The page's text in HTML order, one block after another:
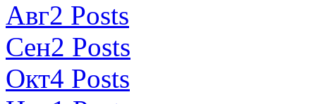
Авг2 Posts
Сен2 Posts
Окт4 Posts